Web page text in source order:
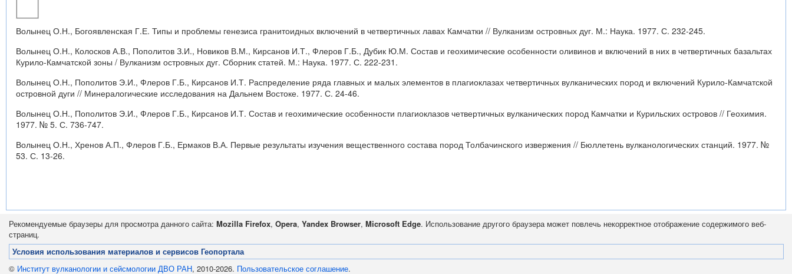
Волынец О.Н., Богоявленская Г.Е. Типы и проблемы генезиса гранитоидных включений в четвертичных лавах Камчатки // Вулканизм островных дуг. М.: Наука. 1977. С. 232-245.
Волынец О.Н., Колосков А.В., Пополитов З.И., Новиков В.М., Кирсанов И.Т., Флеров Г.Б., Дубик Ю.М. Состав и геохимические особенности оливинов и включений в них в четвертичных базальтах
Курило-Камчатской зоны / Вулканизм островных дуг. Сборник статей. М.: Наука. 1977. С. 222-231.
Волынец О.Н., Пополитов Э.И., Флеров Г.Б., Кирсанов И.Т. Распределение ряда главных и малых элементов в плагиоклазах четвертичных вулканических пород и включений Курило-Камчатской
островной дуги // Минералогические исследования на Дальнем Востоке. 1977. С. 24-46.
Волынец О.Н., Пополитов Э.И., Флеров Г.Б., Кирсанов И.Т. Состав и геохимические особенности плагиоклазов четвертичных вулканических пород Камчатки и Курильских островов // Геохимия.
1977. № 5. С. 736-747.
Волынец О.Н., Хренов А.П., Флеров Г.Б., Ермаков В.А. Первые результаты изучения вещественного состава пород Толбачинского извержения // Бюллетень вулканологических станций. 1977. №
53. С. 13-26.
Рекомендуемые браузеры для просмотра данного сайта: Mozilla Firefox, Opera, Yandex Browser, Microsoft Edge. Использование другого браузера может повлечь некорректное отображение содержимого веб-
страниц.
Условия использования материалов и сервисов Геопортала
© Институт вулканологии и сейсмологии ДВО РАН, 2010-2026. Пользовательское соглашение.